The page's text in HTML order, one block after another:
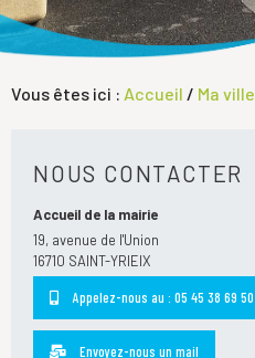
Vous êtes ici : Accueil / Ma ville
NOUS CONTACTER
Accueil de la mairie
19, avenue de l'Union
16710 SAINT-YRIEIX
Appelez-nous au : 05 45 38 69 50
Envoyez-nous un mail